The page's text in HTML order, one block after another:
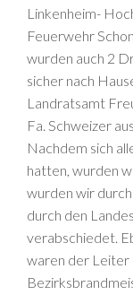
Linkenheim-
Feuerwehr
wurden auch 2
sicher nach
Landratsamt
Fa. Schweizer
Nachdem sich
hatten, wurden
wurden wir
durch den
verabschiedet.
waren der Leiter